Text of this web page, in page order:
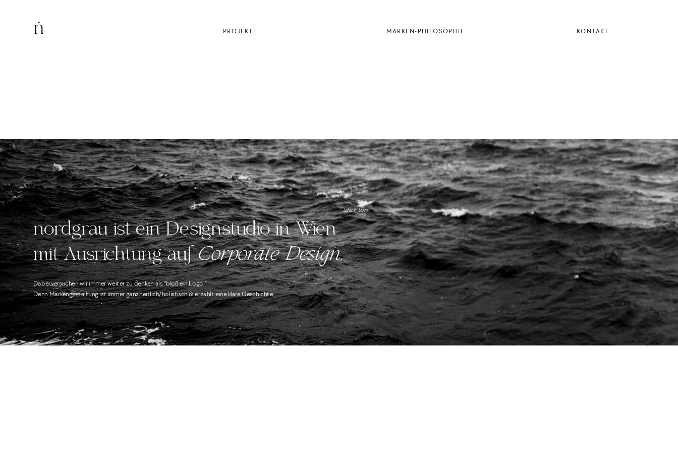
nordgrau ist ein Designstudio in Wien
mit Ausrichtung auf Corporate Design.
Dabei versuchen wir immer weiter zu denken als "bloß ein Logo."
Denn Markengestaltung ist immer ganzheitlich/holistisch & erzählt eine klare Geschichte.
| über uns
PROJEKTE KONTAKT
MARKEN-PHILOSOPHIE